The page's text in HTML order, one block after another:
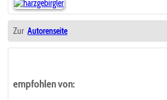
Zur Autorenseite
empfohlen von: